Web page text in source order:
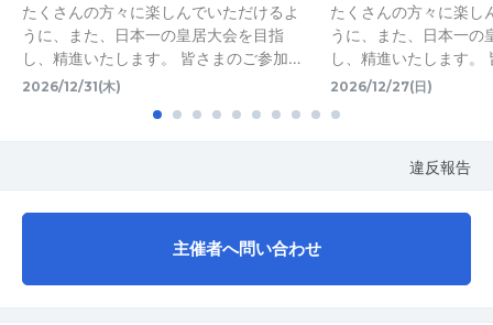
たくさんの方々に楽しんでいただけるよ
うに、また、日本一の皇居大会を目指
し、精進いたします。 皆さまのご参加…
2026/12/31(木)
たくさんの方々に楽し
うに、また、日本一の
し、精進いたします
2026/12/27(日)
違反報告
主催者へ問い合わせ